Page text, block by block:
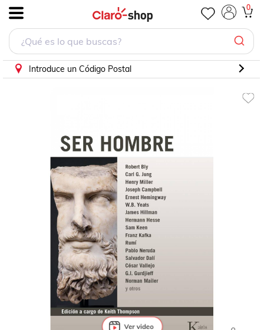
0
Introduce un Código Postal